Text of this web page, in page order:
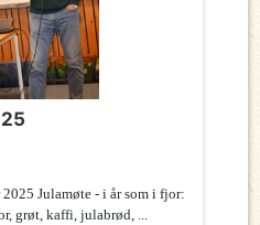
2025 Julamøte - i år som i fjor:
grøt, kaffi, julabrød, ...